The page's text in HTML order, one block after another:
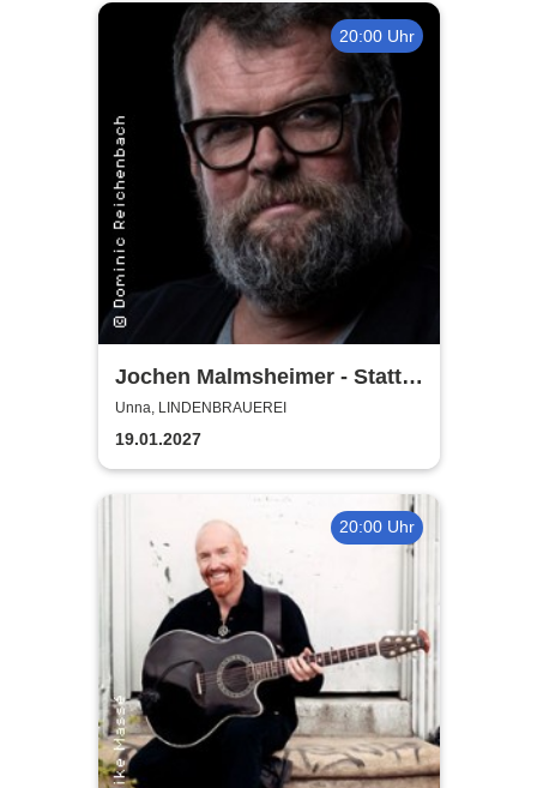
20:00 Uhr
Jochen Malmsheimer - Statt
wesentlich die Welt bewegt,
hab ich wohl nur das Meer
gepflügt
Unna, LINDENBRAUEREI
19.01.2027
20:00 Uhr